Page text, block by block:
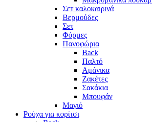
Σετ καλοκαιρινά
Βερμούδες
Σετ
Φόρμες
Πανοφώρια
Back
Παλτό
Αμάνικα
Ζακέτες
Σακάκια
Μπουφάν
Μαγιό
Ρούχα για κορίτσι